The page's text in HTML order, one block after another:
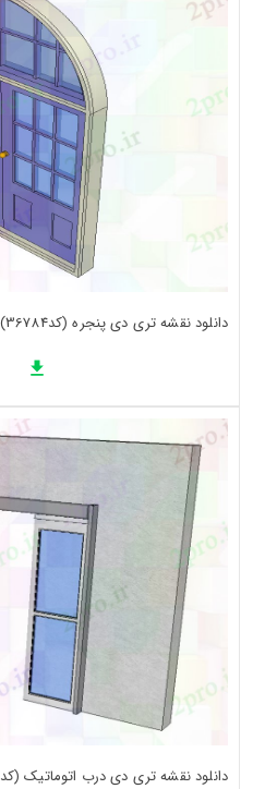
دانلود نقشه تری دی پنجره (کد36784)
دانلود نقشه تری دی درب اتوماتیک (کد36760)